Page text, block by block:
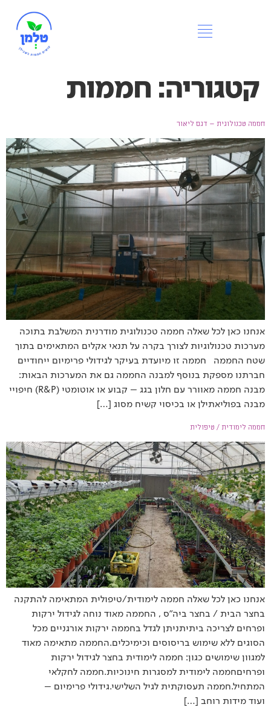
קטגוריה: חממות
חממה טכנולוגית – דגם ליאור
אנחנו כאן לכל שאלה חממה טכנולוגית מודרנית המשלבת בתוכה
מערכות טכנולוגיות לצורך בקרה על תנאי אקלים המתאימים בתוך
שטח החממה חממה זו מיועדת בעיקר לגידולי פרימיום ייחודיים
חברתנו מספקת בנוסף למבנה החממה גם את המערכות הבאות:
מבנה חממה מאוורר עם חלון בגג – קבוע או אוטומטי (R&P) חיפויי
מבנה בפוליאתילן או בכיסוי קשיח מסוג […]
חממה לימודית / טיפולית
אנחנו כאן לכל שאלה חממה לימודית/טיפולית המתאימה להתקנה
בחצר הבית / בחצר ביה"ס , החממה מאוד נוחה לגידול ירקות
ופרחים לצריכה ביתיתניתן לגדל בחממה ירקות אורגניים מכל
הסוגים ללא שימוש בריסוסים וכימיכלים.החממה מתאימה מאוד
למגוון שימושים כגון: חממה לימודית בחצר לגידול ירקות
ופרחיםחממה לימודית למסגרות חינוכיות.חממה לחקלאי
המתחיל.חממה תעסוקתית לגיל השלישי.גידולי פרימיום –
ועוד מידות רוחב […]